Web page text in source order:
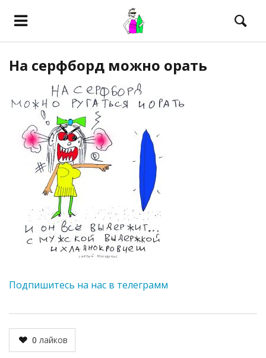
На серфборд можно орать
Подпишитесь на нас в телеграмм
0 лайков